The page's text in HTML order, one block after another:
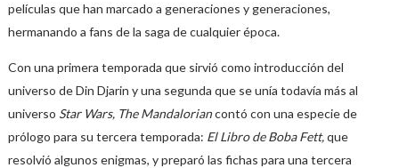
películas que han marcado a generaciones y generaciones,
hermanando a fans de la saga de cualquier época.
Con una primera temporada que sirvió como introducción del
universo de Din Djarin y una segunda que se unía todavía más al
universo Star Wars, The Mandaloriancontó con una especie de
prólogo para su tercera temporada: El Libro de Boba Fett,que
resolvió algunos enigmas, y preparó las fichas para una tercera